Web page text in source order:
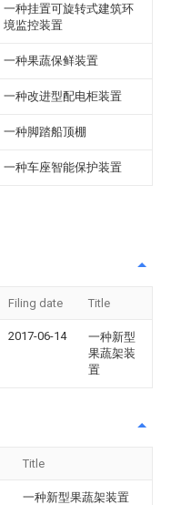
一种挂置可旋转式建筑环
境监控装置
一种果蔬保鲜装置
一种改进型配电柜装置
一种脚踏船顶棚
一种车座智能保护装置
Filing date Title
2017-06-14
一种新型
果蔬架装
置
Title
一种新型果蔬架装置